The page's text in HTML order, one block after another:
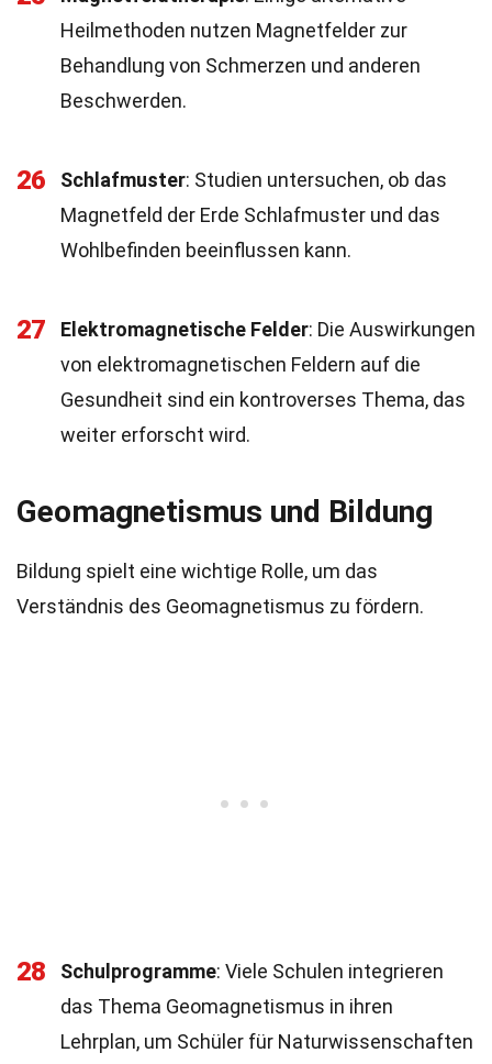
Heilmethoden nutzen Magnetfelder zur
Behandlung von Schmerzen und anderen
Beschwerden.
26 Schlafmuster: Studien untersuchen, ob das
Magnetfeld der Erde Schlafmuster und das
Wohlbefinden beeinflussen kann.
27 Elektromagnetische Felder: Die Auswirkungen
von elektromagnetischen Feldern auf die
Gesundheit sind ein kontroverses Thema, das
weiter erforscht wird.
Geomagnetismus und Bildung
Bildung spielt eine wichtige Rolle, um das
Verständnis des Geomagnetismus zu fördern.
28 Schulprogramme: Viele Schulen integrieren
das Thema Geomagnetismus in ihren
Lehrplan, um Schüler für Naturwissenschaften